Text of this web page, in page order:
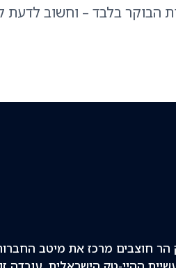
הבוקר בלבד – וחשוב לדעת
הר חוצבים מרכז את מיטב